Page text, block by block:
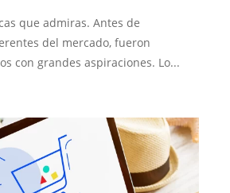
que admiras. Antes de
del mercado, fueron
con grandes aspiraciones. Lo...